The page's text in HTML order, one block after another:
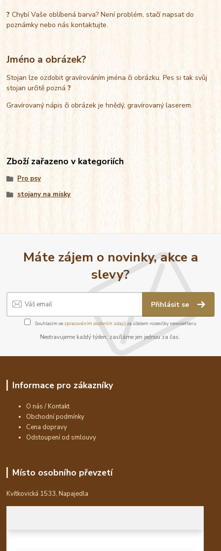
?Chybí Vaše oblíbená barva? Není problém, stačí napsat do
poznámky nebo nás kontaktujte.
Jméno a obrázek?
Stojan lze ozdobit gravírováním jména či obrázku. Pes si tak svůj
stojan určitě pozná?
Gravírovaný nápis či obrázek je hnědý, gravírovaný laserem.
Zboží zařazeno v kategoriích
Pro psy
stojany na misky
Máte zájem o novinky, akce a
slevy?
Přihlásit se
Souhlasím se zpracováním osobních údajůza účelem rozesílky newsletteru.
Neotravujeme každý týden, zasíláme jen jednou za čas.
Informace pro zákazníky
O nás / Kontakt
Obchodní podmínky
Cena dopravy
Odstoupení od smlouvy
Místo osobního převzetí
Kvítkovická 1533, Napajedla